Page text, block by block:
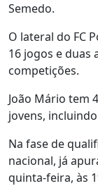
Semedo.
O lateral do FC
16 jogos e duas
competições.
João Mário tem
jovens,
Na fase de
nacional, já
quinta-feira, às